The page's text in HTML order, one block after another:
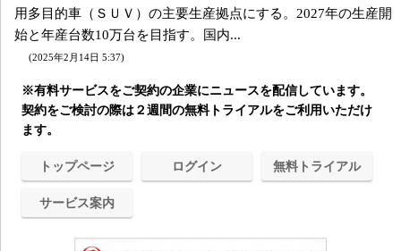
用多目的車（ＳＵＶ）の主要生産拠点にする。2027年の生産開
始と年産台数10万台を目指す。国内...
(2025年2月14日 5:37)
※有料サービスをご契約の企業にニュースを配信しています。
契約をご検討の際は２週間の無料トライアルをご利用いただけ
ます。
トップページ ログイン 無料トライアル
サービス案内